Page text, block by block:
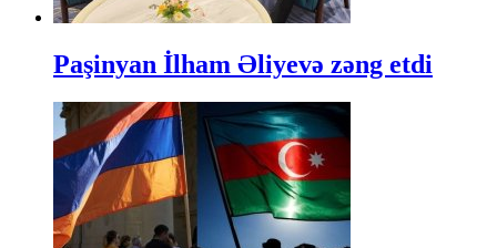
Paşinyan İlham Əliyevə zəng etdi